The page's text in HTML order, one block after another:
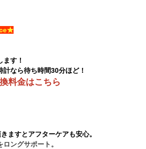
ます！
計なら待ち時間30分ほど！
料金はこちら
ますとアフターケアも安心。
ングサポート。